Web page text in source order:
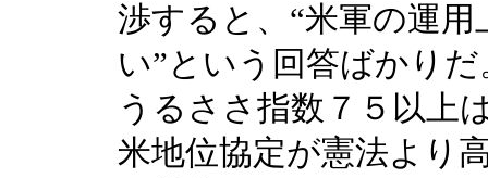
渉すると、“米軍の運
い”という回答ばかり
うるささ指数７５以上
米地位協定が憲法より